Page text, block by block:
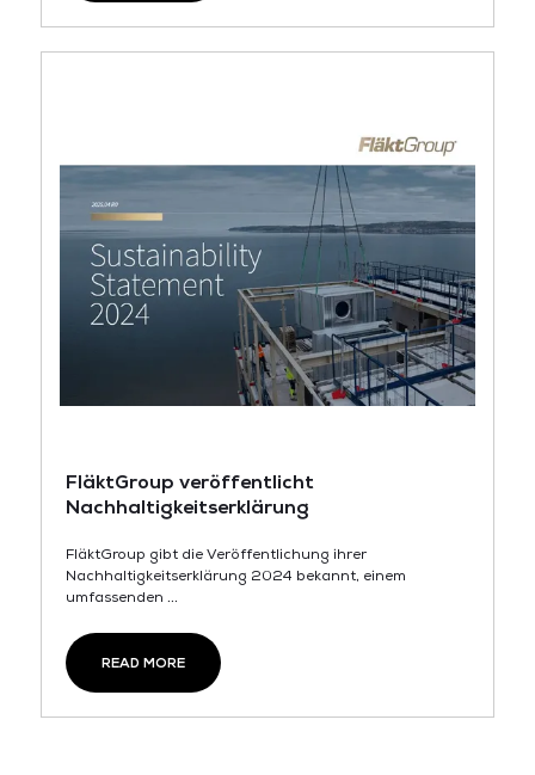
FläktGroup veröffentlicht
Nachhaltigkeitserklärung
FläktGroup gibt die Veröffentlichung ihrer
Nachhaltigkeitserklärung 2024 bekannt, einem
umfassenden ...
READ MORE